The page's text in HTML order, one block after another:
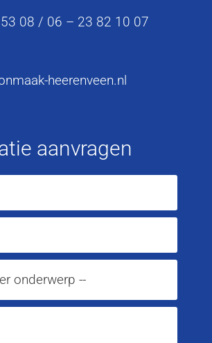
08 / 06 – 23 82 10 07
heerenveen.nl
aanvragen